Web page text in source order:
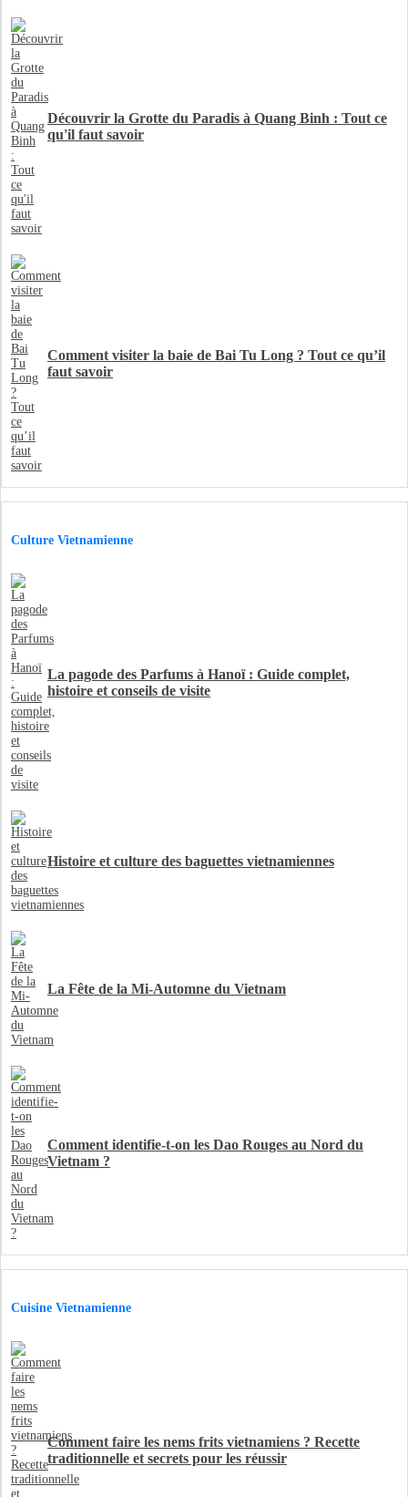
Découvrir la Grotte du Paradis à Quang Binh : Tout ce
qu'il faut savoir
Comment visiter la baie de Bai Tu Long ? Tout ce qu’il
faut savoir
Culture Vietnamienne
La pagode des Parfums à Hanoï : Guide complet,
histoire et conseils de visite
Histoire et culture des baguettes vietnamiennes
La Fête de la Mi-Automne du Vietnam
Comment identifie-t-on les Dao Rouges au Nord du
Vietnam ?
Cuisine Vietnamienne
Comment faire les nems frits vietnamiens ? Recette
traditionnelle et secrets pour les réussir